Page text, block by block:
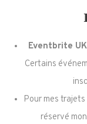
Eventbrite UK
Certains
Pour mes
réservé